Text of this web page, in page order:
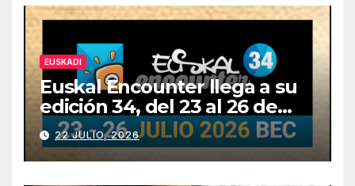
EUSKADI
Euskal Encounter llega a su
edición 34, del 23 al 26 de
julio
22 JULIO, 2026